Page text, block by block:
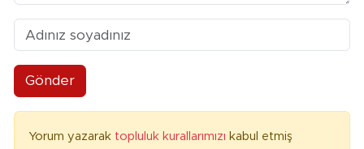
Gönder
Yorum yazarak topluluk kurallarımızı kabul etmiş